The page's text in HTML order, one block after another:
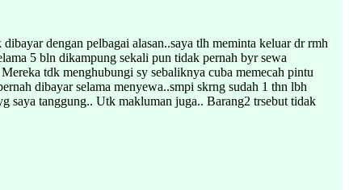
dengan pelbagai alasan..saya tlh meminta keluar dr rmh
5 bln dikampung sekali pun tidak pernah byr sewa
tdk menghubungi sy sebaliknya cuba memecah pintu
dibayar selama menyewa..smpi skrng sudah 1 thn lbh
saya tanggung.. Utk makluman juga.. Barang2 trsebut tidak